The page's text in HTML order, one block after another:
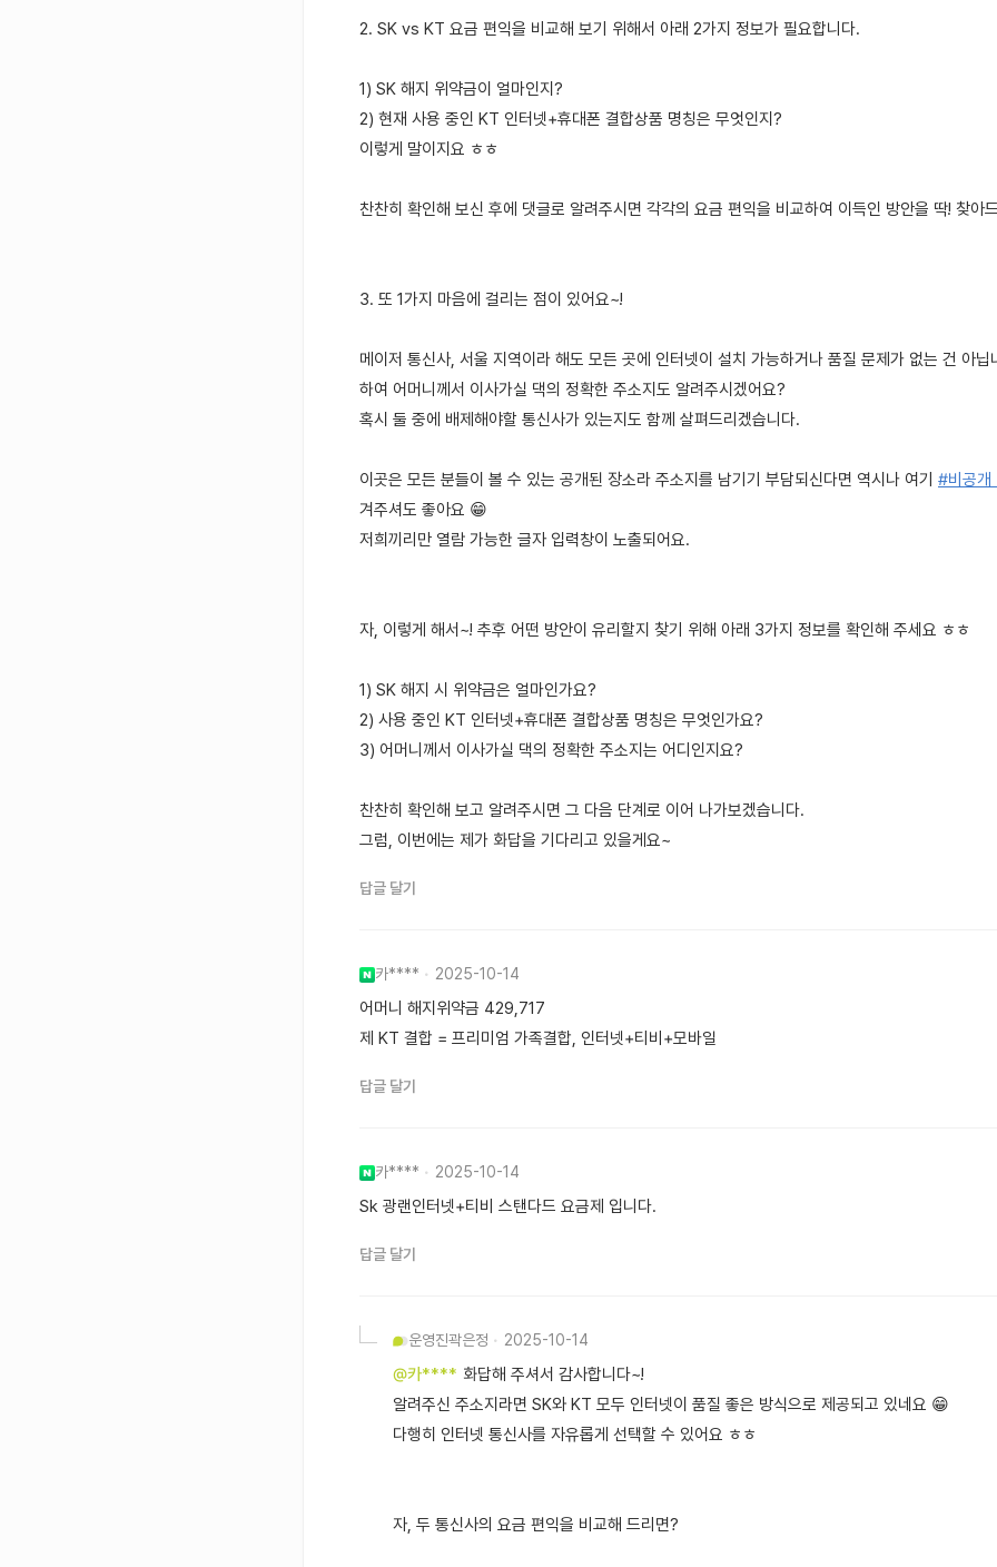
2. SK vs KT 요금 편익을 비교해 보기 위해서 아래 2가지 정보가 필요합니다.
1) SK 해지 위약금이 얼마인지?
2) 현재 사용 중인 KT 인터넷+휴대폰 결합상품 명칭은 무엇인지?
이렇게 말이지요 ㅎㅎ
찬찬히 확인해 보신 후에 댓글로 알려주시면 각각의 요금 편익을 비교하여 이득인 방안을 딱! 찾아
3. 또 1가지 마음에 걸리는 점이 있어요~!
메이저 통신사, 서울 지역이라 해도 모든 곳에 인터넷이 설치 가능하거나 품질 문제가 없는 건 아
하여 어머니께서 이사가실 댁의 정확한 주소지도 알려주시겠어요?
혹시 둘 중에 배제해야할 통신사가 있는지도 함께 살펴드리겠습니다.
이곳은 모든 분들이 볼 수 있는 공개된 장소라 주소지를 남기기 부담되신다면 역시나 여기 #비공개
겨주셔도 좋아요 😁
저희끼리만 열람 가능한 글자 입력창이 노출되어요.
자, 이렇게 해서~! 추후 어떤 방안이 유리할지 찾기 위해 아래 3가지 정보를 확인해 주세요 ㅎㅎ
1) SK 해지 시 위약금은 얼마인가요?
2) 사용 중인 KT 인터넷+휴대폰 결합상품 명칭은 무엇인가요?
3) 어머니께서 이사가실 댁의 정확한 주소지는 어디인지요?
찬찬히 확인해 보고 알려주시면 그 다음 단계로 이어 나가보겠습니다.
그럼, 이번에는 제가 화답을 기다리고 있을게요~
답글 달기
카**** 2025-10-14
어머니 해지위약금 429,717
제 KT 결합 = 프리미엄 가족결합, 인터넷+티비+모바일
답글 달기
카**** 2025-10-14
Sk 광랜인터넷+티비 스탠다드 요금제 입니다.
답글 달기
운영진곽은정 2025-10-14
@카**** 화답해 주셔서 감사합니다~!
알려주신 주소지라면 SK와 KT 모두 인터넷이 품질 좋은 방식으로 제공되고 있네요 😁
다행히 인터넷 통신사를 자유롭게 선택할 수 있어요 ㅎㅎ
자, 두 통신사의 요금 편익을 비교해 드리면?